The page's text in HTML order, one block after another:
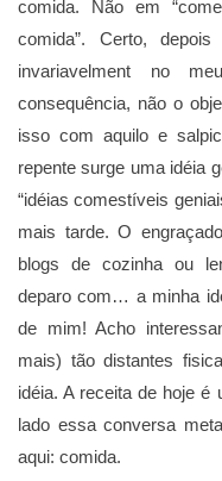
comida. Não em
comida”. Certo,
invariavelment no
consequência, não o
isso com aquilo e
repente surge uma idéia
“idéias comestíveis
mais tarde. O
blogs de cozinha ou
deparo com… a minha
de mim! Acho
mais) tão distantes
idéia. A receita de hoje
lado essa conversa
aqui: comida.